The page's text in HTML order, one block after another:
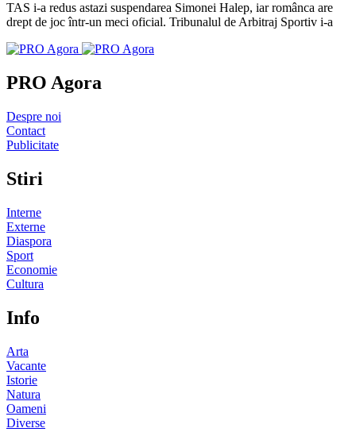
TAS i-a redus astazi suspendarea Simonei Halep, iar românca are
drept de joc într-un meci oficial. Tribunalul de Arbitraj Sportiv i-a
PRO Agora
Despre noi
Contact
Publicitate
Stiri
Interne
Externe
Diaspora
Sport
Economie
Cultura
Info
Arta
Vacante
Istorie
Natura
Oameni
Diverse